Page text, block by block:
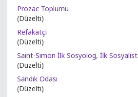
Prozac Toplumu
(Düzelti)
Refakatçi
(Düzelti)
Saint-Simon İlk Sosyolog, İlk Sosyalist
(Düzelti)
Sandık Odası
(Düzelti)